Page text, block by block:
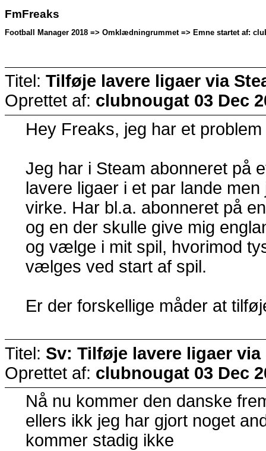
FmFreaks
Football Manager 2018 => Omklædningrummet => Emne startet af:
Titel: Tilføje lavere ligaer via
Oprettet af: clubnougat 03 Dec
Hey Freaks, jeg har et problem
Jeg har i Steam abonneret på
lavere ligaer i et par lande
virke. Har bl.a. abonneret på
og en der skulle give mig
og vælge i mit spil, hvorimod
vælges ved start af spil.
Er der forskellige måder at
Titel: Sv: Tilføje lavere ligaer via
Oprettet af: clubnougat 03 Dec
Nå nu kommer den danske
ellers ikk jeg har gjort noget
kommer stadig ikke